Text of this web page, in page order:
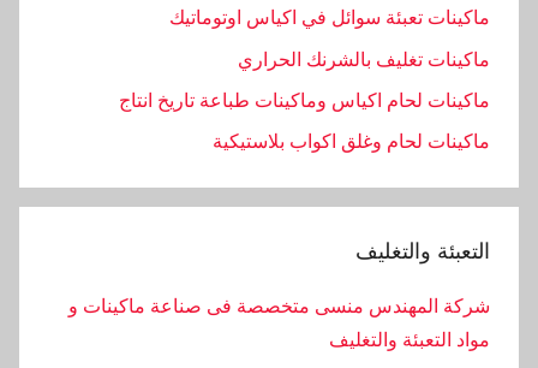
ماكينات تعبئة سوائل في اكياس اوتوماتيك
ماكينات تغليف بالشرنك الحراري
ماكينات لحام اكياس وماكينات طباعة تاريخ انتاج
ماكينات لحام وغلق اكواب بلاستيكية
التعبئة والتغليف
شركة المهندس منسى متخصصة فى صناعة ماكينات و
مواد التعبئة والتغليف